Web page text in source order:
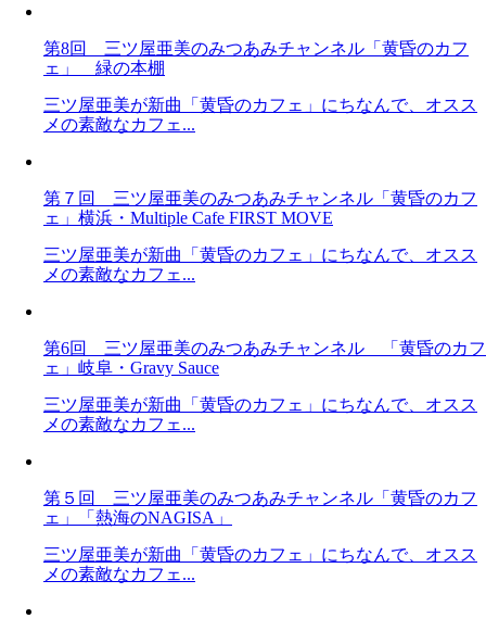
第8回 三ツ屋亜美のみつあみチャンネル「黄昏のカフ
ェ」 緑の本棚
三ツ屋亜美が新曲「黄昏のカフェ」にちなんで、オスス
メの素敵なカフェ...
第７回 三ツ屋亜美のみつあみチャンネル「黄昏のカフ
ェ」横浜・Multiple Cafe FIRST MOVE
三ツ屋亜美が新曲「黄昏のカフェ」にちなんで、オスス
メの素敵なカフェ...
第6回 三ツ屋亜美のみつあみチャンネル 「黄昏のカフ
ェ」岐阜・Gravy Sauce
三ツ屋亜美が新曲「黄昏のカフェ」にちなんで、オスス
メの素敵なカフェ...
第５回 三ツ屋亜美のみつあみチャンネル「黄昏のカフ
ェ」「熱海のNAGISA」
三ツ屋亜美が新曲「黄昏のカフェ」にちなんで、オスス
メの素敵なカフェ...